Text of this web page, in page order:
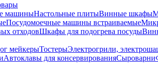
машиныНастольные плитыВинные шкафы
Посудомоечные машины встраиваемые
отходовШкафы для подогрева посуды
мейкерыТостерыЭлектрогрили,
Автоклавы для консервированияСыроварни